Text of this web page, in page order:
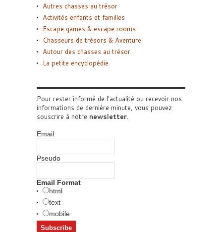
Autres chasses au trésor
Activités enfants et familles
Escape games & escape rooms
Chasseurs de trésors & Aventure
Autour des chasses au trésor
La petite encyclopédie
Pour rester informé de l'actualité ou recevoir nos
informations de dernière minute, vous pouvez
souscrire à notre newsletter.
Email
Pseudo
Email Format
html
text
mobile